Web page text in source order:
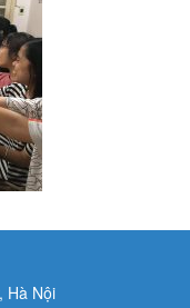
Hà Nội